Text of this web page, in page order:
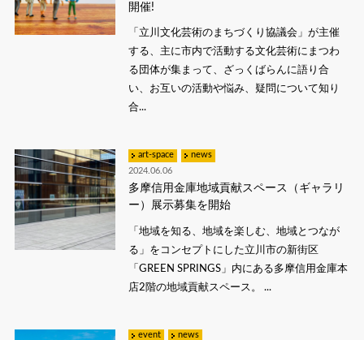
開催!
「立川文化芸術のまちづくり協議会」が主催
する、主に市内で活動する文化芸術にまつわ
る団体が集まって、ざっくばらんに語り合
い、お互いの活動や悩み、疑問について知り
合...
art-space
news
2024.06.06
多摩信用金庫地域貢献スペース（ギャラリ
ー）展示募集を開始
「地域を知る、地域を楽しむ、地域とつなが
る」をコンセプトにした立川市の新街区
「GREEN SPRINGS」内にある多摩信用金庫本
店2階の地域貢献スペース。 ...
event
news